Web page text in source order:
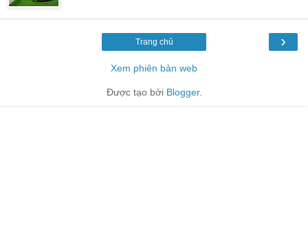
›
Trang chủ
Xem phiên bản web
Được tạo bởi Blogger.